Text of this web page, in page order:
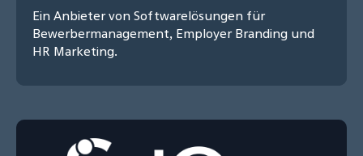
Ein Anbieter von Softwarelösungen für
Bewerbermanagement, Employer Branding und
HR Marketing.